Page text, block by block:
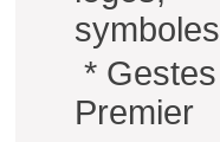
symboles
* Gestes
Premier